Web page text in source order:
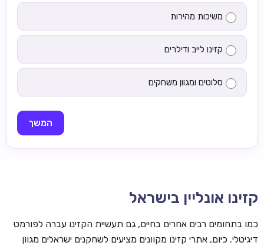
משיכות מהירות
קזינו לייב ודילרים
סלוטים ומגוון משחקים
המשך
קזינו אונליין בישראל
כמו בתחומים רבים אחרים בחיים, גם תעשיית הקזינו עברה לפורמט
דיגיטלי. כיום, אתרי קזינו מקוונים מציעים לשחקנים ישראלים מגוון